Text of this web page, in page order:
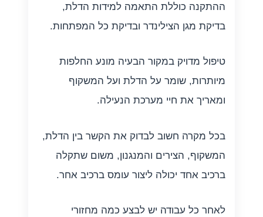
ההתקנה כוללת התאמה למידות הדלת,
בדיקת מגן הצילינדר ובדיקת כל המפתחות.
טיפול מדויק במקור הבעיה מונע החלפות
מיותרות, שומר על הדלת ועל המשקוף
ומאריך את חיי מערכת הנעילה.
בכל מקרה חשוב לבדוק את הקשר בין הדלת,
המשקוף, הצירים והמנגנון, משום שתקלה
ברכיב אחד יכולה ליצור עומס ברכיב אחר.
לאחר כל עבודה יש לבצע כמה מחזורי